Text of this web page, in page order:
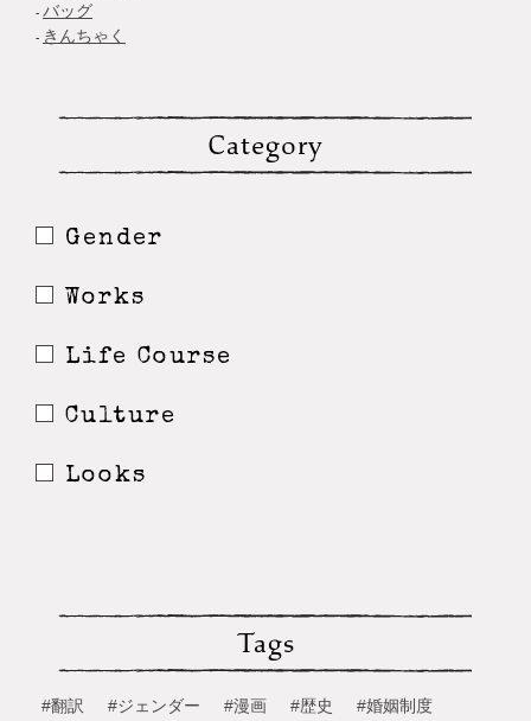
バッグ
きんちゃく
Category
Gender
Works
Life Course
Culture
Looks
Tags
#翻訳 #ジェンダー #漫画 #歴史 #婚姻制度